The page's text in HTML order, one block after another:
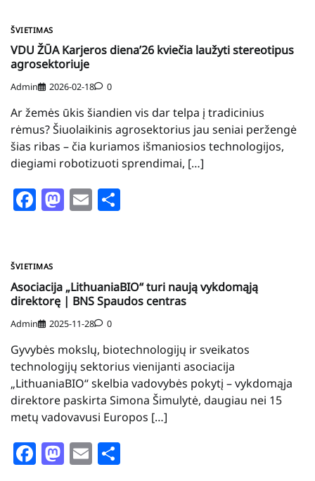
ŠVIETIMAS
VDU ŽŪA Karjeros diena’26 kviečia laužyti stereotipus
agrosektoriuje
Admin 2026-02-18 0
Ar žemės ūkis šiandien vis dar telpa į tradicinius
rėmus? Šiuolaikinis agrosektorius jau seniai peržengė
šias ribas – čia kuriamos išmaniosios technologijos,
diegiami robotizuoti sprendimai, […]
Facebook
Mastodon
Email
ŠVIETIMAS
Asociacija „LithuaniaBIO“ turi naują vykdomąją
direktorę | BNS Spaudos centras
Admin 2025-11-28 0
Gyvybės mokslų, biotechnologijų ir sveikatos
technologijų sektorius vienijanti asociacija
„LithuaniaBIO“ skelbia vadovybės pokytį – vykdomąja
direktore paskirta Simona Šimulytė, daugiau nei 15
metų vadovavusi Europos […]
Facebook
Mastodon
Email